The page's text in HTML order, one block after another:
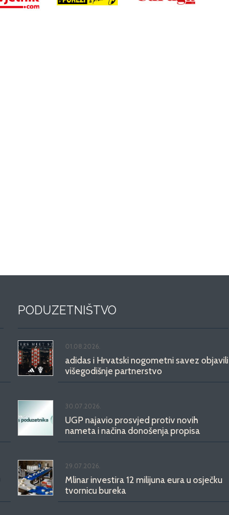
PODUZETNIŠTVO
01.08.2026.
adidas i Hrvatski nogometni savez objavili
višegodišnje partnerstvo
30.07.2026.
UGP najavio prosvjed protiv novih
nameta i načina donošenja propisa
29.07.2026.
Mlinar investira 12 milijuna eura u osječku
tvornicu bureka